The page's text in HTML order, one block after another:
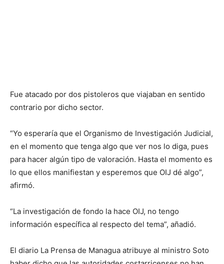
Fue atacado por dos pistoleros que viajaban en sentido
contrario por dicho sector.
“Yo esperaría que el Organismo de Investigación Judicial,
en el momento que tenga algo que ver nos lo diga, pues
para hacer algún tipo de valoración. Hasta el momento es
lo que ellos manifiestan y esperemos que OIJ dé algo”,
afirmó.
“La investigación de fondo la hace OIJ, no tengo
información específica al respecto del tema”, añadió.
El diario La Prensa de Managua atribuye al ministro Soto